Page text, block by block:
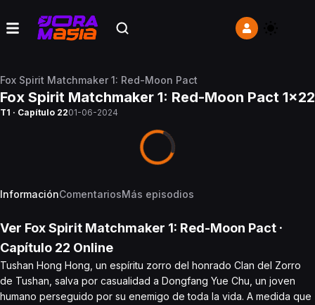
Fox Spirit Matchmaker 1: Red-Moon Pact
Fox Spirit Matchmaker 1: Red-Moon Pact 1x22
T1 · Capítulo 2201-06-2024
InformaciónComentariosMás episodios
Ver Fox Spirit Matchmaker 1: Red-Moon Pact ·
Capítulo 22 Online
Tushan Hong Hong, un espíritu zorro del honrado Clan del Zorro
de Tushan, salva por casualidad a Dongfang Yue Chu, un joven
humano perseguido por su enemigo de toda la vida. A medida que